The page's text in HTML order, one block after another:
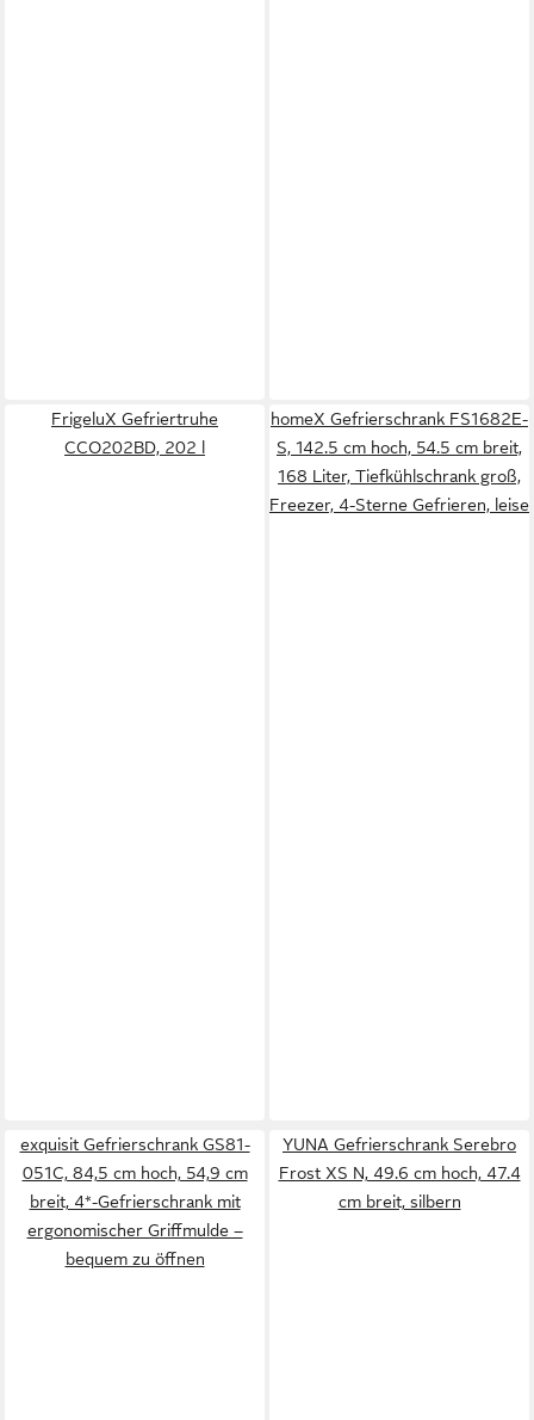
FrigeluX Gefriertruhe
CCO202BD, 202 l
homeX Gefrierschrank FS1682E-
S, 142.5 cm hoch, 54.5 cm breit,
168 Liter, Tiefkühlschrank groß,
Freezer, 4-Sterne Gefrieren, leise
exquisit Gefrierschrank GS81-
051C, 84,5 cm hoch, 54,9 cm
breit, 4*-Gefrierschrank mit
ergonomischer Griffmulde –
bequem zu öffnen
YUNA Gefrierschrank Serebro
Frost XS N, 49.6 cm hoch, 47.4
cm breit, silbern